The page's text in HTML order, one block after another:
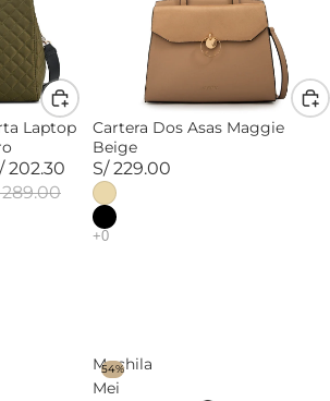
Laptop
202.30
289.00
Cartera Dos Asas Maggie
Beige
S/ 229.00
Mochila
Mei
54%